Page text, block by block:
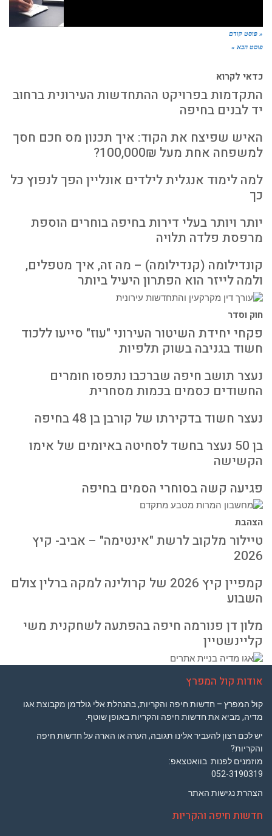
« פוסט קודם
פוסט הבא »
כדאי לקרוא
התקדמות בפרויקט ההתחדשות העירונית ברחוב
יד לבנים בחיפה
האיש שפיצח את הקוד: איך תכנון מס חכם חסך
למשפחה אחת מעל 100,000₪?
למה לימוד אנגלית לילדים אונליין הפך לנפוץ כל
כך
יותר ויותר בעלי דירות בחיפה בוחרים הוספת
מרפסת פלדה תלויה
קונדילומה (קנדילומה) – מה זה, איך מטפלים,
ולמה לייזר הוא הפתרון היעיל ביותר
חוק וסדר
פקחי יחידת השיטור העירוני "עוז" סייעו ללכוד
חשוד בגניבה בשוק תלפיות
נעצר תושב חיפה שברכבו נתפסו חומרים
החשודים כסמים בכמות מסחרית
נעצר חשוד בדקירתו של קורבן בן 48 בחיפה
בן 50 נעצר בחשד לסחיטה באיומים של אימו
הקשישה
פגיעה קשה בסוחרי הסמים בחיפה
הצהבת
טיילור מלקוב לרשת "אינטימה" – אביב- קיץ
2026
קמפיין קיץ 2026 של קרולינה למקה ברלין צולם
השבוע
מלון דן פנורמה חיפה בהפתעה לשחקנית משי
קליינשטיין
אודות קול המפרץ
קול המפרץ – חדשות חיפה והקריות, בהנהלת אלי גולדמן מקבוצת אגו
מדיה, מביא את חדשות חיפה והקריות באופן שוטף.
יש לכם רצון להעביר אלינו תגובה, הערה או הארה על חדשות חיפה
והקריות?
מוזמנים לפנות בוואטצאפ:
052-3190319
הצהרת נגישות האתר
חדשות חיפה והקריות